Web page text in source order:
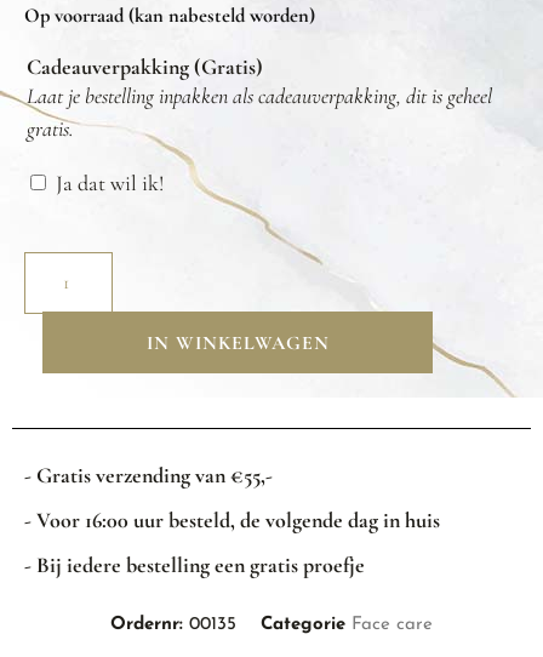
Op voorraad (kan nabesteld worden)
Cadeauverpakking (Gratis)
Laat je bestelling inpakken als cadeauverpakking, dit is geheel
gratis.
Ja dat wil ik!
IN WINKELWAGEN
- Gratis verzending van €55,-
- Voor 16:00 uur besteld, de volgende dag in huis
- Bij iedere bestelling een gratis proefje
Ordernr: 00135 Categorie Face care